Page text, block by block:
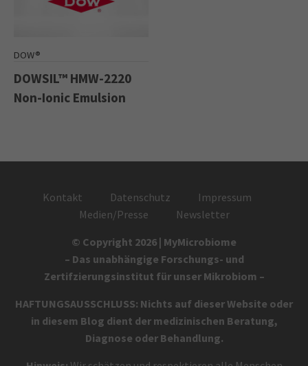
DOW®
DOWSIL™ HMW-2220
Non-Ionic Emulsion
Kontakt Datenschutz
Impressum
Medien/Presse
Newsletter
© Copyright 2026 | MyMicrobiome
– Das unabhängige Forschungs- und
Zertifzierungsinstitut für unser Mikrobiom –
HAFTUNGSAUSSCHLUSS: Nichts auf dieser Website oder
in diesem Blog dient der medizinischen Beratung,
Diagnose oder Behandlung.